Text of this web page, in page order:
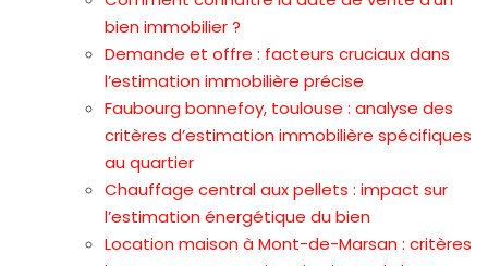
bien immobilier ?
Demande et offre : facteurs cruciaux dans
l’estimation immobilière précise
Faubourg bonnefoy, toulouse : analyse des
critères d’estimation immobilière spécifiques
au quartier
Chauffage central aux pellets : impact sur
l’estimation énergétique du bien
Location maison à Mont-de-Marsan : critères